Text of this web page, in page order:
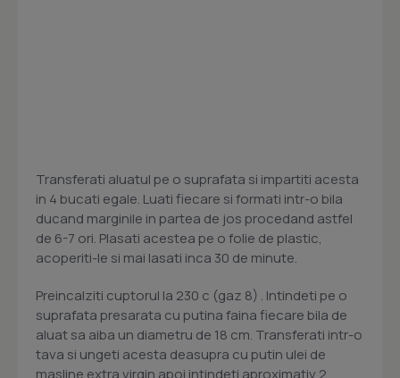
Transferati aluatul pe o suprafata si impartiti acesta
in 4 bucati egale. Luati fiecare si formati intr-o bila
ducand marginile in partea de jos procedand astfel
de 6-7 ori. Plasati acestea pe o folie de plastic,
acoperiti-le si mai lasati inca 30 de minute.
Preincalziti cuptorul la 230 c (gaz 8) . Intindeti pe o
suprafata presarata cu putina faina fiecare bila de
aluat sa aiba un diametru de 18 cm. Transferati intr-o
tava si ungeti acesta deasupra cu putin ulei de
masline extra virgin apoi intindeti aproximativ 2